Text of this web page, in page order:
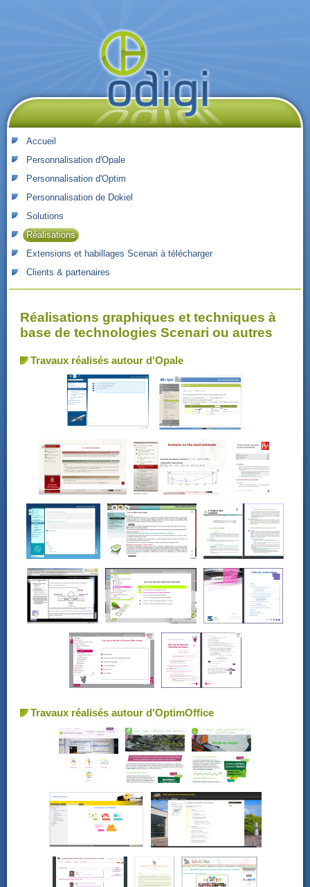
Réalisations graphiques et techniques à
base de technologies Scenari ou autres
Travaux réalisés autour d'Opale
Travaux réalisés autour d'OptimOffice
Accueil
Personnalisation d'Opale
Personnalisation d'Optim
Personnalisation de Dokiel
Solutions
Réalisations
Extensions et habillages Scenari à télécharger
Clients & partenaires